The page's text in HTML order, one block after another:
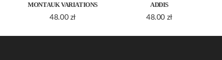
MONTAUK VARIATIONS
48.00 zł
ADDIS
48.00 zł